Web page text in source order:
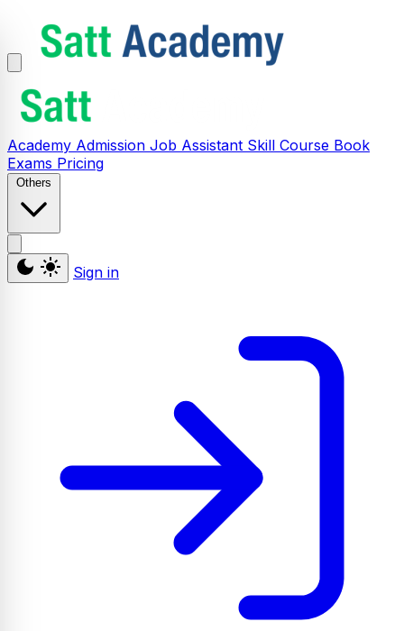
Academy Admission Job Assistant Skill Course Book
Exams Pricing
Others
Sign in